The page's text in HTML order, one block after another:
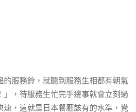
的服務鈴，就聽到服務生相都有朝氣
」，待服務生忙完手邊事就會立刻過
速，這就是日本餐廳該有的水準，覺